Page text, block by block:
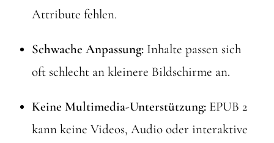
Attribute fehlen.
Schwache Anpassung: Inhalte passen sich
oft schlecht an kleinere Bildschirme an.
Keine Multimedia-Unterstützung: EPUB 2
kann keine Videos, Audio oder interaktive